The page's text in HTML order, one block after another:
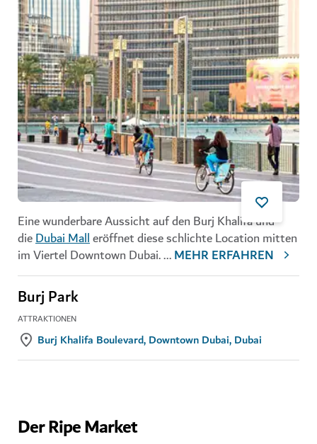
Eine wunderbare Aussicht auf den Burj Khalifa und
dieDubai Malleröffnet diese schlichte Location mitten
im Viertel Downtown Dubai....MEHR ERFAHREN
Burj Park
ATTRAKTIONEN
Burj Khalifa Boulevard, Downtown Dubai, Dubai
Der Ripe Market